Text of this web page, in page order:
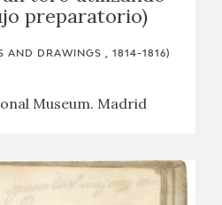
preparatorio)
AND DRAWINGS , 1814-1816)
Museum. Madrid